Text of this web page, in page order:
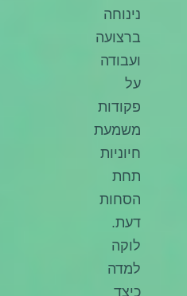
נינוחה
ברצועה
ועבודה
על
פקודות
משמעת
חיוניות
תחת
הסחות
דעת.
לוקה
למדה
כיצד